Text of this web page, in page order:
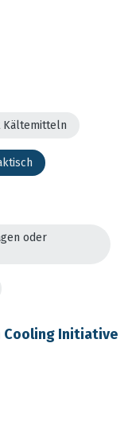
Kältemitteln
oder
Cooling Initiative